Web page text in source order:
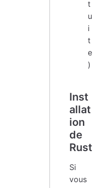
t
u
i
t
e
)
Inst
allat
ion
de
Rust
Si
vous